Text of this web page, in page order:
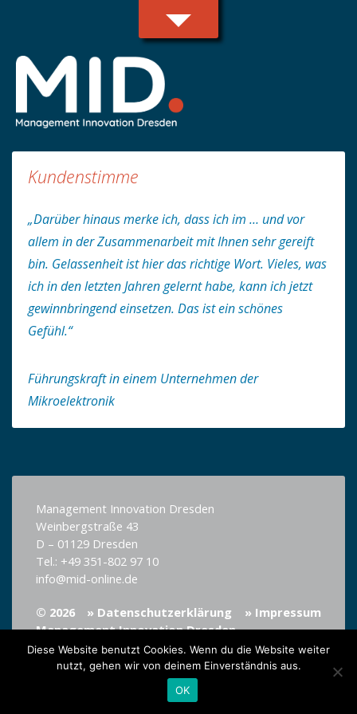
Kundenstimme
„Darüber hinaus merke ich, dass ich im … und vor
allem in der Zusammenarbeit mit Ihnen sehr gereift
bin. Gelassenheit ist hier das richtige Wort. Vieles, was
ich in den letzten Jahren gelernt habe, kann ich jetzt
gewinnbringend einsetzen. Das ist ein schönes
Gefühl.“
Führungskraft in einem Unternehmen der
Mikroelektronik
Management Innovation Dresden
Weinbergstraße 43
D – 01129 Dresden
Tel.: +49 351-802 97 10
info@mid-online.de
» Impressum
» Datenschutzerklärung
© 2026
Management Innovation Dresden
Diese Website benutzt Cookies. Wenn du die Website weiter
nutzt, gehen wir von deinem Einverständnis aus.
OK